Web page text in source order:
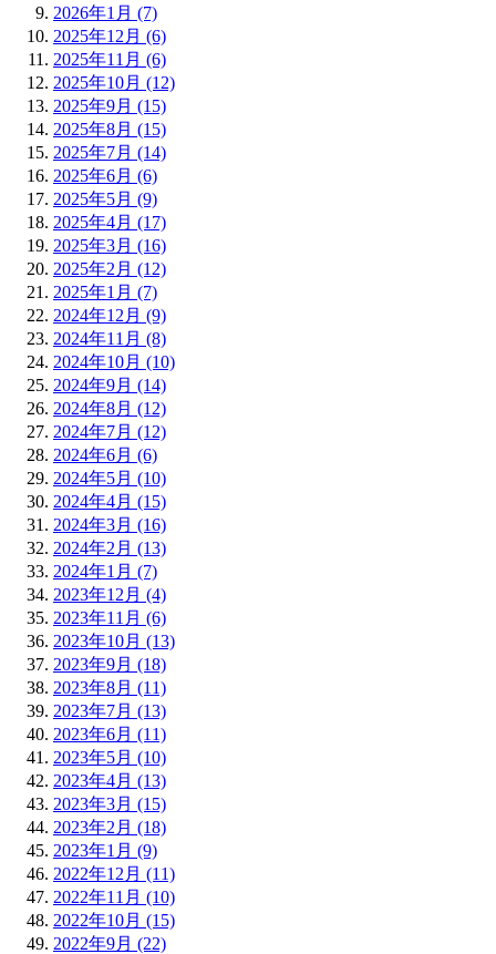
2026年1月 (7)
2025年12月 (6)
2025年11月 (6)
2025年10月 (12)
2025年9月 (15)
2025年8月 (15)
2025年7月 (14)
2025年6月 (6)
2025年5月 (9)
2025年4月 (17)
2025年3月 (16)
2025年2月 (12)
2025年1月 (7)
2024年12月 (9)
2024年11月 (8)
2024年10月 (10)
2024年9月 (14)
2024年8月 (12)
2024年7月 (12)
2024年6月 (6)
2024年5月 (10)
2024年4月 (15)
2024年3月 (16)
2024年2月 (13)
2024年1月 (7)
2023年12月 (4)
2023年11月 (6)
2023年10月 (13)
2023年9月 (18)
2023年8月 (11)
2023年7月 (13)
2023年6月 (11)
2023年5月 (10)
2023年4月 (13)
2023年3月 (15)
2023年2月 (18)
2023年1月 (9)
2022年12月 (11)
2022年11月 (10)
2022年10月 (15)
2022年9月 (22)